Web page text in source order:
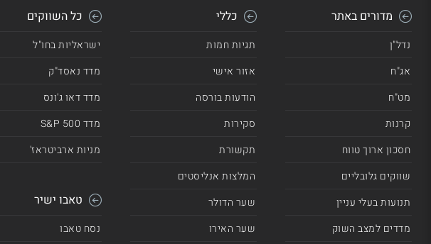
מדורים באתר
נדל"ן
אג"ח
מט"ח
קרנות
חסכון ארוך טווח
שווקים גלובליים
תנועות בעלי עניין
מדדים למצב השוק
כללי
תגיות חמות
אזור אישי
הודעות בורסה
סקירות
תקשורת
המלצות אנליסטים
שער הדולר
שער האירו
כל השווקים
ישראליות בחו"ל
מדד נאסד"ק
מדד דאו ג'ונס
מדד 500 S&P
מניות ארביטראז'
טאבו ישיר
נסח טאבו